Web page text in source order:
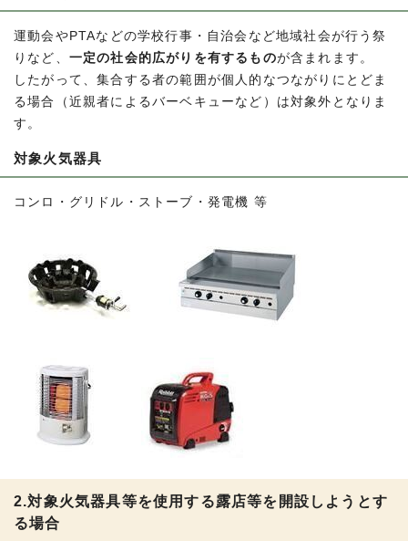
運動会やPTAなどの学校行事・自治会など地域社会が行う祭
りなど、 一定の社会的広がりを有するものが含まれます。
したがって、集合する者の範囲が個人的なつながりにとどま
る場合（近親者によるバーベキューなど）は対象外となりま
す。
対象火気器具
コンロ・グリドル・ストーブ・発電機 等
2.対象火気器具等を使用する露店等を開設しようとす
る場合